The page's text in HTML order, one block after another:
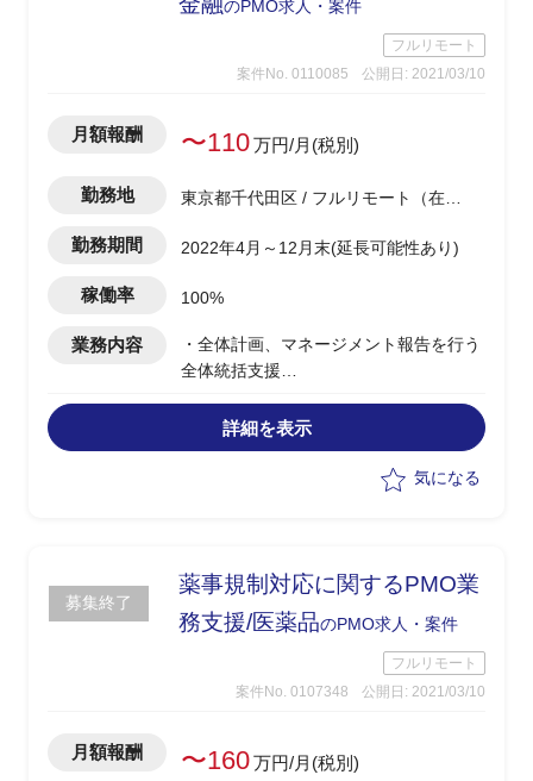
のPMO求人・案件
フルリモート
案件No. 0110085
公開日: 2021/03/10
月額報酬 〜110万円/月(税別)
勤務地
東京都千代田区 / フルリモート（在
勤務期間 2022年4月～12月末(延長可能性あり)
稼働率 100%
業務内容
・全体計画、マネージメント報告を行う
全体統括支援
ステム分科会支援の２領域を対象とした
以下実務
詳細を表示
気になる
募集終了
薬事規制対応に関するPMO業
務支援/医薬品のPMO求人・案件
フルリモート
案件No. 0107348
公開日: 2021/03/10
月額報酬 〜160万円/月(税別)